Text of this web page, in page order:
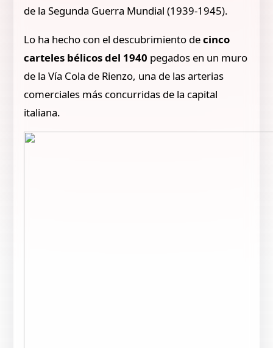
de la Segunda Guerra Mundial (1939-1945).
Lo ha hecho con el descubrimiento decinco
carteles bélicos del 1940 pegados en un muro
de la Vía Cola de Rienzo, una de las arterias
comerciales más concurridas de la capital
italiana.